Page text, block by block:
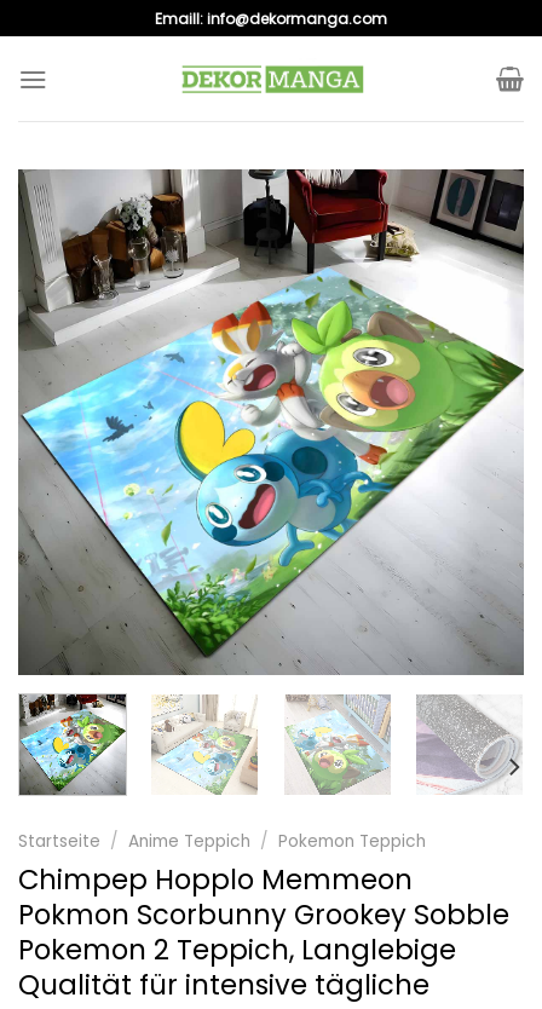
to
content
Emaill:info@dekormanga.com
Startseite / Anime Teppich / Pokemon Teppich
Chimpep Hopplo Memmeon
Pokmon Scorbunny Grookey Sobble
Pokemon 2 Teppich, Langlebige
Qualität für intensive tägliche